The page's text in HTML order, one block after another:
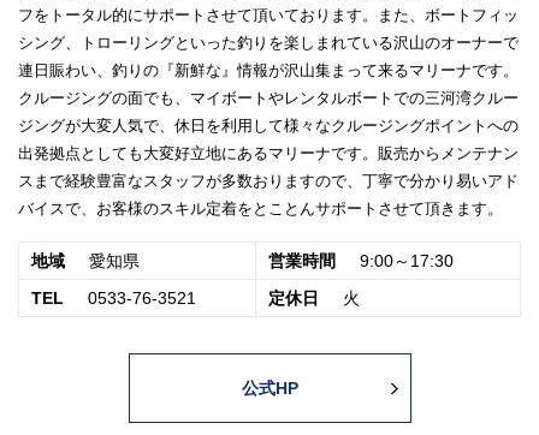
フをトータル的にサポートさせて頂いております。また、ボートフィッ
シング、トローリングといった釣りを楽しまれている沢山のオーナーで
連日賑わい、釣りの『新鮮な』情報が沢山集まって来るマリーナです。
クルージングの面でも、マイボートやレンタルボートでの三河湾クルー
ジングが大変人気で、休日を利用して様々なクルージングポイントへの
出発拠点としても大変好立地にあるマリーナです。販売からメンテナン
スまで経験豊富なスタッフが多数おりますので、丁寧で分かり易いアド
バイスで、お客様のスキル定着をとことんサポートさせて頂きます。
地域 愛知県 営業時間
9:00～17:30
TEL
0533-76-3521 定休日 火
公式HP